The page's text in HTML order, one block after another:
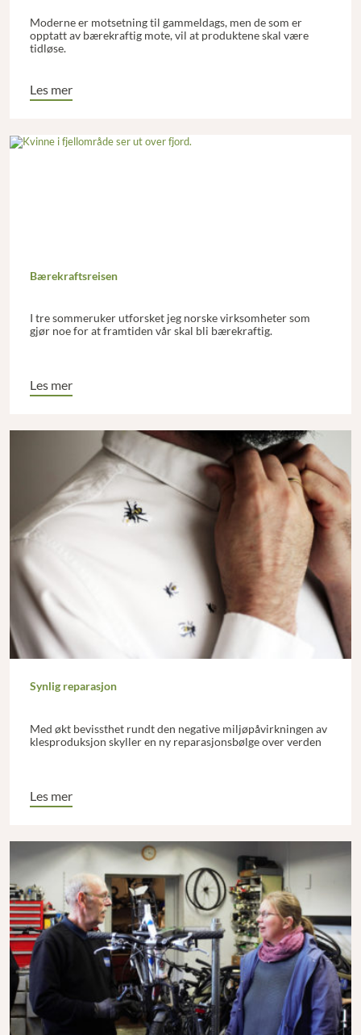
Moderne er motsetning til gammeldags, men de som er
opptatt av bærekraftig mote, vil at produktene skal være
tidløse.
Les mer
Bærekraftsreisen
I tre sommeruker utforsket jeg norske virksomheter som
gjør noe for at framtiden vår skal bli bærekraftig.
Les mer
Synlig reparasjon
Med økt bevissthet rundt den negative miljøpåvirkningen av
klesproduksjon skyller en ny reparasjonsbølge over verden
Les mer